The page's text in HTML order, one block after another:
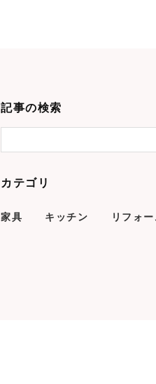
記事の検索
カテゴリ
家具 キッチン リフォ